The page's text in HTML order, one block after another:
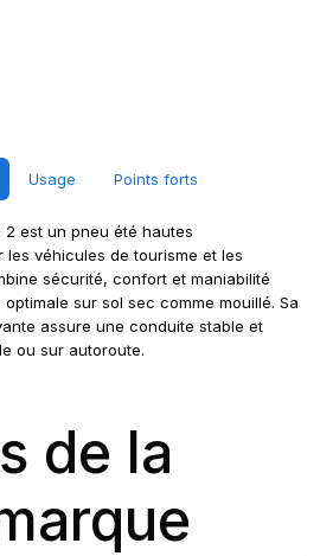
Usage Points forts
2 est un pneu été hautes
véhicules de tourisme et les
sécurité, confort et maniabilité
sur sol sec comme mouillé. Sa
assure une conduite stable et
ou sur autoroute.
de la